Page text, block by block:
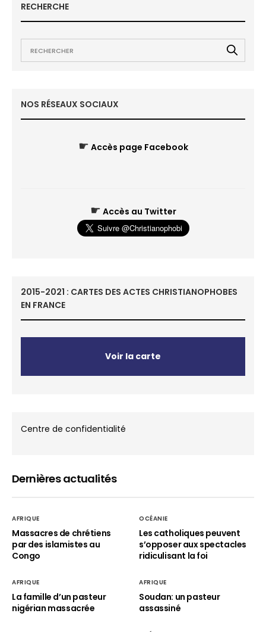
RECHERCHE
NOS RÉSEAUX SOCIAUX
☛ Accès page Facebook
☛ Accès au Twitter
2015-2021 : CARTES DES ACTES CHRISTIANOPHOBES
EN FRANCE
Voir la carte
Centre de confidentialité
Dernières actualités
AFRIQUE
Massacres de chrétiens
par des islamistes au
Congo
OCÉANIE
Les catholiques peuvent
s’opposer aux spectacles
ridiculisant la foi
AFRIQUE
La famille d’un pasteur
nigérian massacrée
AFRIQUE
Soudan: un pasteur
assassiné